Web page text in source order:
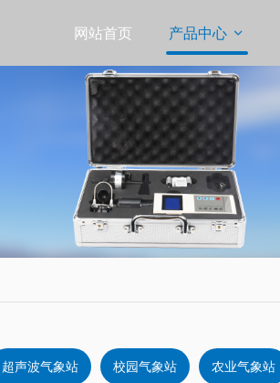
网站首页 产品中心 
超声波气象站 校园气象站 农业气象站